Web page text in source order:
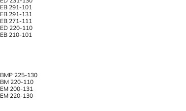
EB 291-101
EB 291-131
EB 271-111
ED 220-110
EB 210-101
BMP 225-130
BM 220-110
EM 200-131
EM 220-130